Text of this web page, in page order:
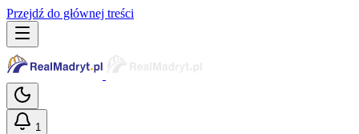
Przejdź do głównej treści
1